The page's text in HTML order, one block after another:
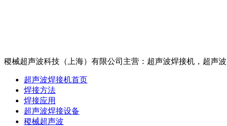
稷械超声波科技（上海）有限公司主营：超声波焊接机
超声波焊接机首页
焊接方法
焊接应用
超声波焊接设备
稷械超声波